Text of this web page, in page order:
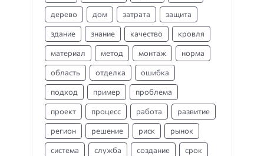
дерево дом затрата защита
здание знание качество кровля
материал метод монтаж норма
область отделка ошибка
подход пример проблема
проект процесс работа развитие
регион решение риск рынок
система служба создание срок